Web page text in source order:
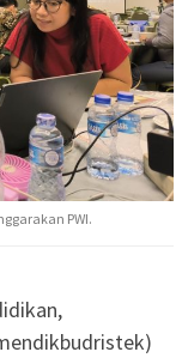
PWI.